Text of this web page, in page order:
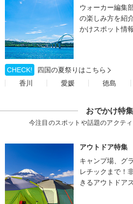
ウォーカー編集
の楽しみ方を紹
かけスポット情
CHECK!
四国の夏祭りはこちら
香川
愛媛 徳島
おでかけ特集
今注目のスポットや話題のアクテ
アウトドア特集
キャンプ場、グ
レチックまで！
きるアウトドア